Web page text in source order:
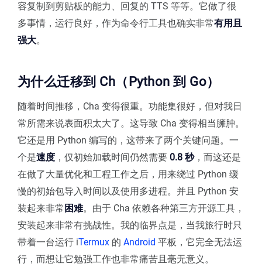
容复制到剪贴板的能力、回复的 TTS 等等。它做了很
多事情，运行良好，作为命令行工具也确实非常有用且
强大。
为什么迁移到 Ch（Python 到 Go）
随着时间推移，Cha 变得很重。功能集很好，但对我日
常所需来说表面积太大了。这导致 Cha 变得相当臃肿。
它还是用 Python 编写的，这带来了两个关键问题。一
个是速度 ，仅初始加载时间仍然需要 0.8 秒，而这还是
在做了大量优化和工程工作之后，用来绕过 Python 缓
慢的初始包导入时间以及使用多进程。并且 Python 安
装起来非常 困难。由于 Cha 依赖各种第三方开源工具，
安装起来非常有挑战性。我的临界点是，当我旅行时只
带着一台运行 iTermux 的 Android 平板，它完全无法运
行，而想让它勉强工作也非常痛苦且毫无意义。